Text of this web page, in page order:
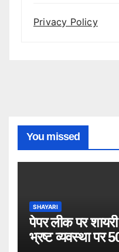
Privacy Policy
You missed
SHAYARI
पेपर लीक पर
भ्रष्ट व्यवस्था पर